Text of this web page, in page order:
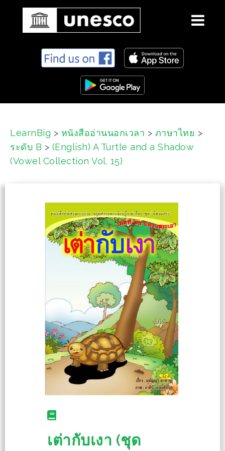
n
LearnBig > หนังสืออ่านนอกเวลา > ภาษาไทย >
ระดับ B > (English) A Turtle and a Shadow
(Vowel Collection Vol. 15)
เต่ากับเงา (ชุด